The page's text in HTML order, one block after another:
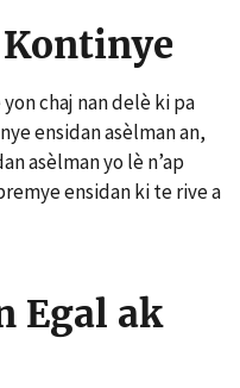
chaj nan delè ki pa
ensidan asèlman an,
asèlman yo lè n’ap
ensidan ki te rive a
Egal ak